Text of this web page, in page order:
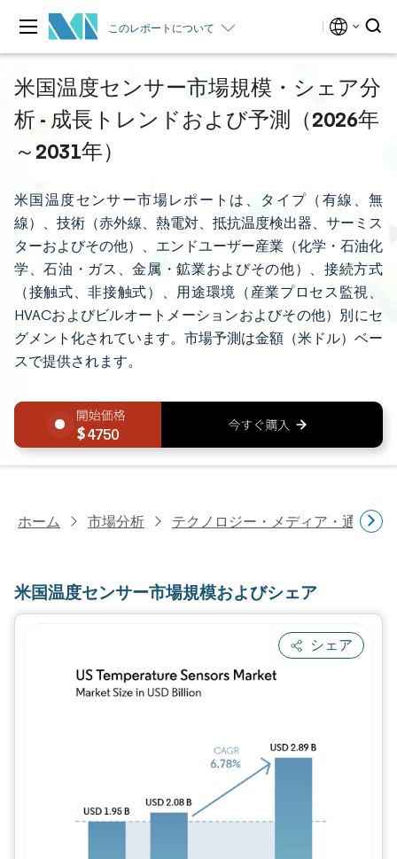
このレポートについて
米国温度センサー市場規模・シェア分
析 - 成長トレンドおよび予測（2026年
～2031年）
米国温度センサー市場レポートは、タイプ（有線、無
線）、技術（赤外線、熱電対、抵抗温度検出器、サーミス
ターおよびその他）、エンドユーザー産業（化学・石油化
学、石油・ガス、金属・鉱業およびその他）、接続方式
（接触式、非接触式）、用途環境（産業プロセス監視、
HVACおよびビルオートメーションおよびその他）別にセ
グメント化されています。市場予測は金額（米ドル）ベー
スで提供されます。
4750
ホーム 市場分析 テクノロジー・メディア・通信研
米国温度センサー市場規模およびシェア
シェア